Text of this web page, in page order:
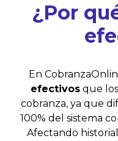
¿Por
En
efectivos que
cobranza, ya que
100% del sistema
Afectando